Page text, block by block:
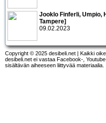
Jooklo Finferli, Umpio,
Tampere]
09.02.2023
Copyright © 2025 desibeli.net | Kaikki
desibeli.net ei vastaa Facebook-,
sisältävän aiheeseen liittyvää materiaalia.